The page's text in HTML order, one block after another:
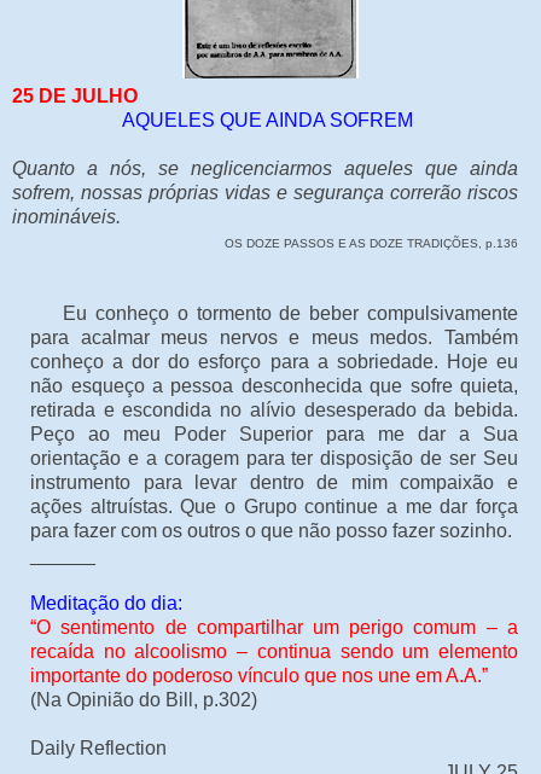
25 DE JULHO
AQUELES QUE AINDA SOFREM
Quanto a nós, se neglicenciarmos aqueles que ainda
sofrem, nossas próprias vidas e segurança correrão riscos
inomináveis.
OS DOZE PASSOS E AS DOZE TRADIÇÕES, p.136
Eu conheço o tormento de beber compulsivamente
para acalmar meus nervos e meus medos. Também
conheço a dor do esforço para a sobriedade. Hoje eu
não esqueço a pessoa desconhecida que sofre quieta,
retirada e escondida no alívio desesperado da bebida.
Peço ao meu Poder Superior para me dar a Sua
orientação e a coragem para ter disposição de ser Seu
instrumento para levar dentro de mim compaixão e
ações altruístas. Que o Grupo continue a me dar força
para fazer com os outros o que não posso fazer sozinho.
Meditação do dia:
“O sentimento de compartilhar um perigo comum – a
recaída no alcoolismo – continua sendo um elemento
importante do poderoso vínculo que nos une em A.A.”
(Na Opinião do Bill, p.302)
Daily Reflection